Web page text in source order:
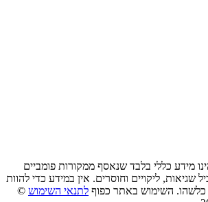
מידע כללי בלבד שנאסף ממקורות פומביים
שגיאות, ליקויים וחוסרים. אין במידע כדי להוות
כלשהו. השימוש באתר כפוף לתנאי השימוש ©